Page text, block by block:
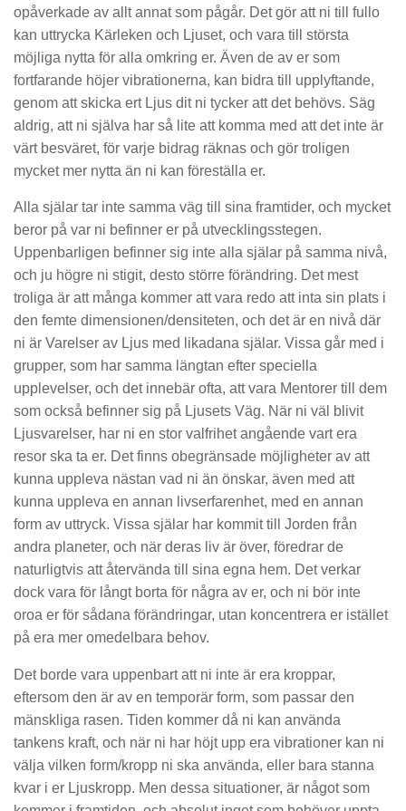
opåverkade av allt annat som pågår. Det gör att ni till fullo
kan uttrycka Kärleken och Ljuset, och vara till största
möjliga nytta för alla omkring er. Även de av er som
fortfarande höjer vibrationerna, kan bidra till upplyftande,
genom att skicka ert Ljus dit ni tycker att det behövs. Säg
aldrig, att ni själva har så lite att komma med att det inte är
värt besväret, för varje bidrag räknas och gör troligen
mycket mer nytta än ni kan föreställa er.
Alla själar tar inte samma väg till sina framtider, och mycket
beror på var ni befinner er på utvecklingsstegen.
Uppenbarligen befinner sig inte alla själar på samma nivå,
och ju högre ni stigit, desto större förändring. Det mest
troliga är att många kommer att vara redo att inta sin plats i
den femte dimensionen/densiteten, och det är en nivå där
ni är Varelser av Ljus med likadana själar. Vissa går med i
grupper, som har samma längtan efter speciella
upplevelser, och det innebär ofta, att vara Mentorer till dem
som också befinner sig på Ljusets Väg. När ni väl blivit
Ljusvarelser, har ni en stor valfrihet angående vart era
resor ska ta er. Det finns obegränsade möjligheter av att
kunna uppleva nästan vad ni än önskar, även med att
kunna uppleva en annan livserfarenhet, med en annan
form av uttryck. Vissa själar har kommit till Jorden från
andra planeter, och när deras liv är över, föredrar de
naturligtvis att återvända till sina egna hem. Det verkar
dock vara för långt borta för några av er, och ni bör inte
oroa er för sådana förändringar, utan koncentrera er istället
på era mer omedelbara behov.
Det borde vara uppenbart att ni inte är era kroppar,
eftersom den är av en temporär form, som passar den
mänskliga rasen. Tiden kommer då ni kan använda
tankens kraft, och när ni har höjt upp era vibrationer kan ni
välja vilken form/kropp ni ska använda, eller bara stanna
kvar i er Ljuskropp. Men dessa situationer, är något som